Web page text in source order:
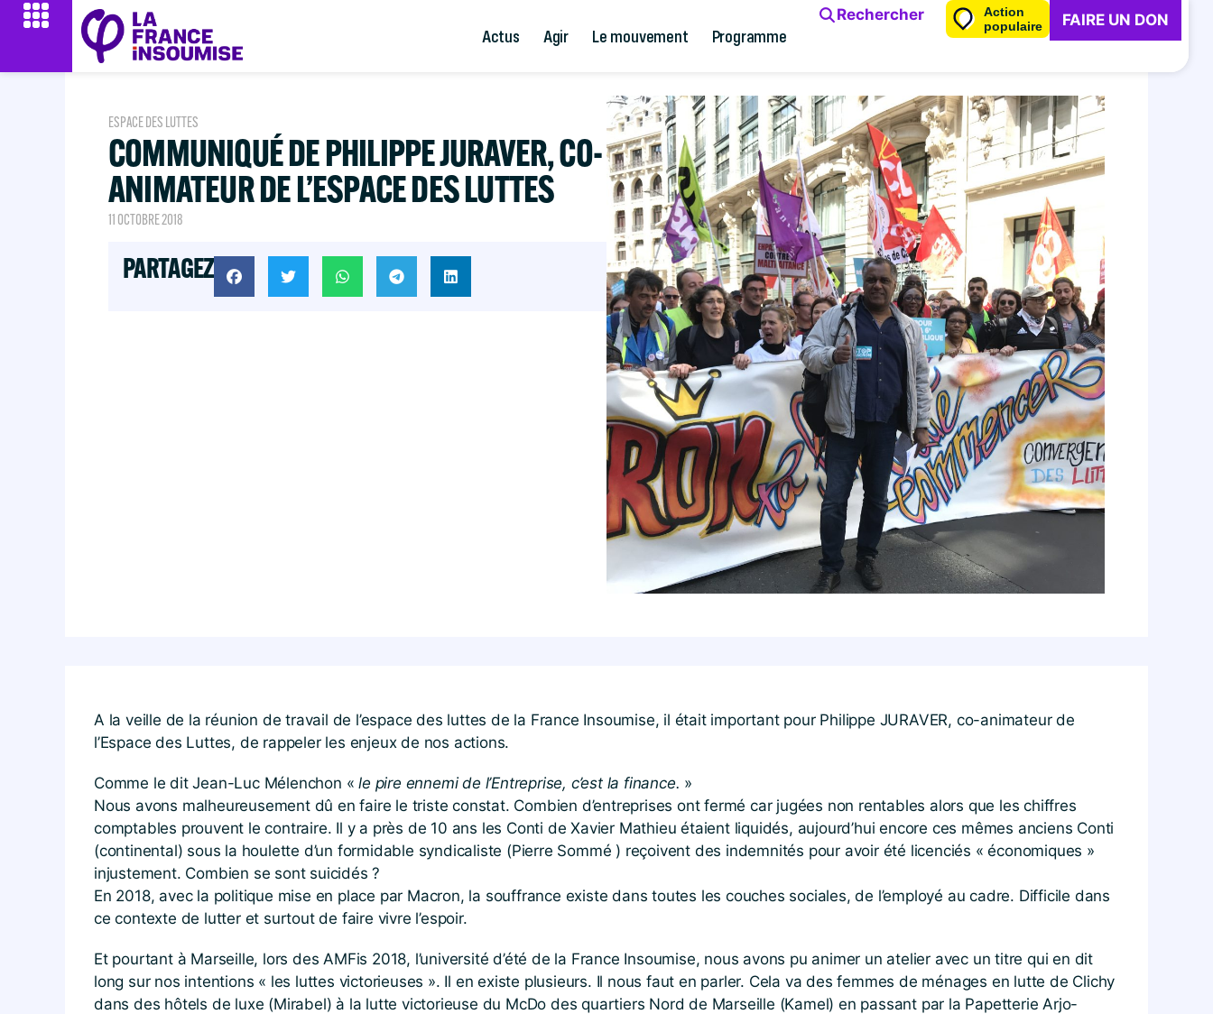
Actus Agir Le mouvement Programme
Rechercher
Action
populaire
FAIRE UN DON
ESPACE DES LUTTES
COMMUNIQUÉ DE PHILIPPE JURAVER, CO-
ANIMATEUR DE L’ESPACE DES LUTTES
11 OCTOBRE 2018
PARTAGEZ
A la veille de la réunion de travail de l’espace des luttes de la France Insoumise, il était important pour Philippe JURAVER, co-animateur de
l’Espace des Luttes, de rappeler les enjeux de nos actions.
Comme le dit Jean-Luc Mélenchon «le pire ennemi de l’Entreprise, c’est la finance. »
Nous avons malheureusement dû en faire le triste constat. Combien d’entreprises ont fermé car jugées non rentables alors que les chiffres
comptables prouvent le contraire. Il y a près de 10 ans les Conti de Xavier Mathieu étaient liquidés, aujourd’hui encore ces mêmes anciens Conti
(continental) sous la houlette d’un formidable syndicaliste (Pierre Sommé ) reçoivent des indemnités pour avoir été licenciés « économiques »
injustement. Combien se sont suicidés ?
En 2018, avec la politique mise en place par Macron, la souffrance existe dans toutes les couches sociales, de l’employé au cadre. Difficile dans
ce contexte de lutter et surtout de faire vivre l’espoir.
Et pourtant à Marseille, lors des AMFis 2018, l’université d’été de la France Insoumise, nous avons pu animer un atelier avec un titre qui en dit
long sur nos intentions « les luttes victorieuses ». Il en existe plusieurs. Il nous faut en parler. Cela va des femmes de ménages en lutte de Clichy
dans des hôtels de luxe (Mirabel) à la lutte victorieuse du McDo des quartiers Nord de Marseille (Kamel) en passant par la Papetterie Arjo-